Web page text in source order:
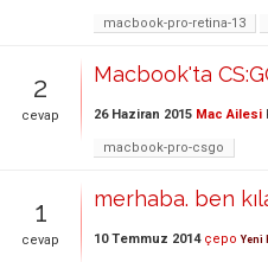
macbook-pro-retina-13
2
cevap
Macbook'ta
26 Haziran 2015 Mac Ailesi
macbook-pro-csgo
1
cevap
merhaba. ben
10 Temmuz 2014 çepo Yeni